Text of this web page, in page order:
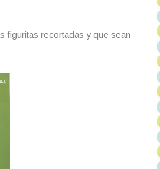
figuritas recortadas y que sean